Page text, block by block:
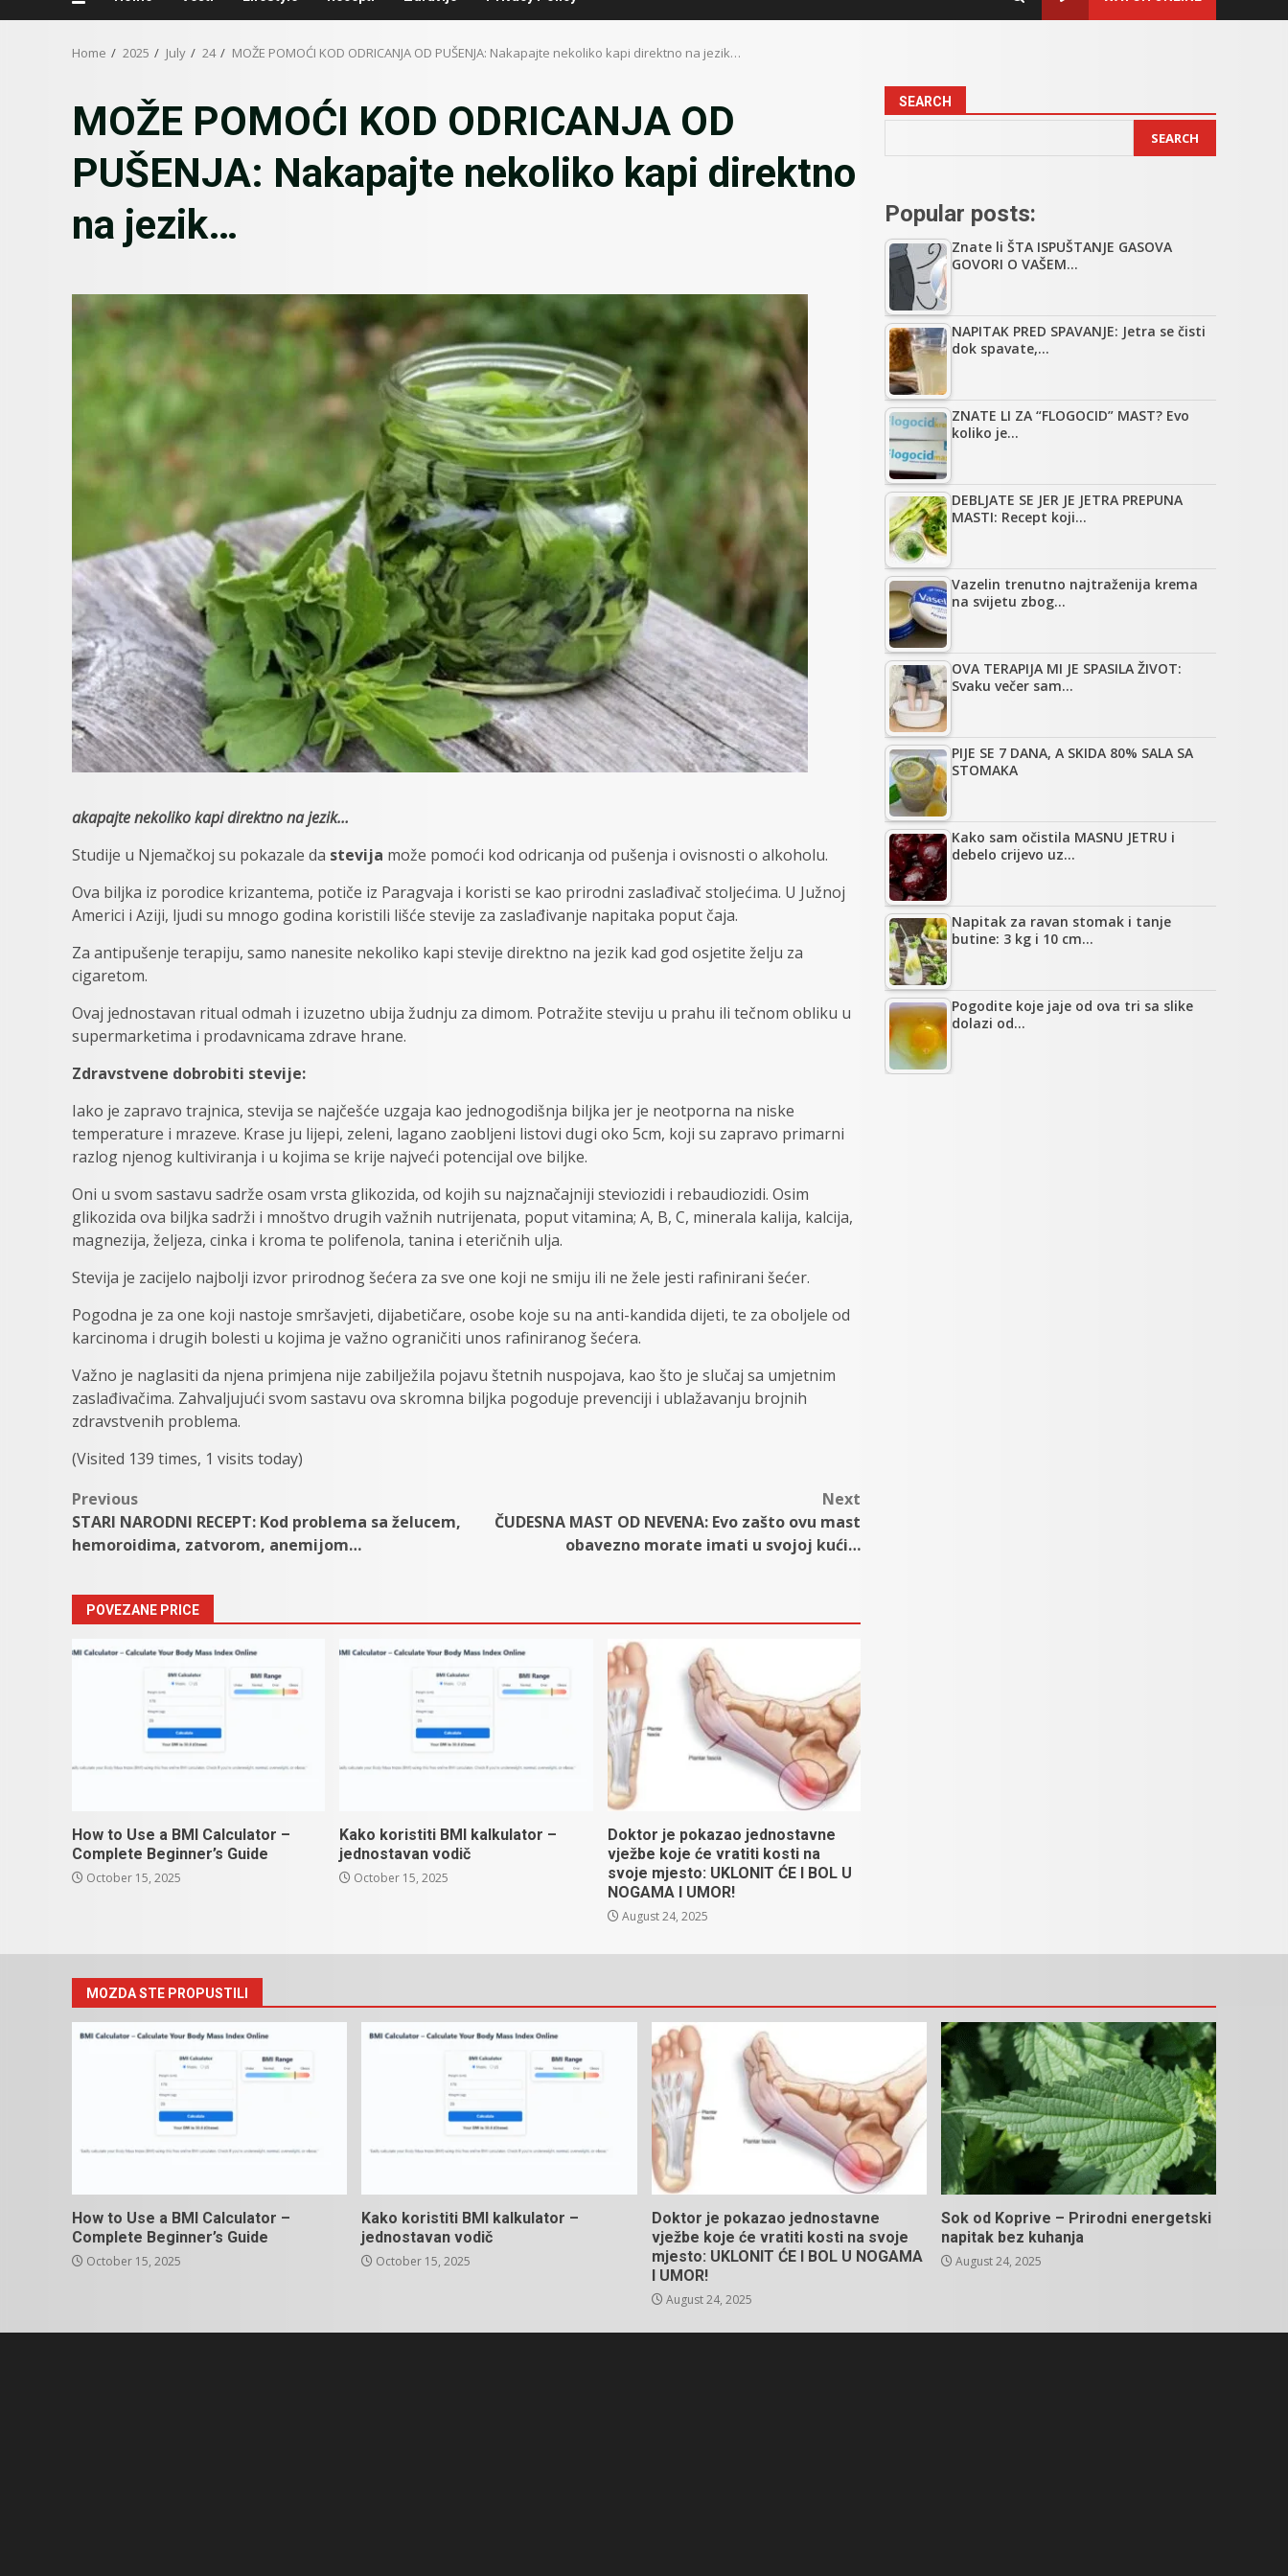
Home 2025 July 24 MOŽE POMOĆI KOD ODRICANJA OD PUŠENJA: Nakapajte nekoliko kapi direktno na jezik…
MOŽE POMOĆI KOD ODRICANJA OD
PUŠENJA: Nakapajte nekoliko kapi direktno
na jezik…
akapajte nekoliko kapi direktno na jezik…
Studije u Njemačkoj su pokazale da stevija može pomoći kod odricanja od pušenja i ovisnosti o alkoholu.
Ova biljka iz porodice krizantema, potiče iz Paragvaja i koristi se kao prirodni zaslađivač stoljećima. U Južnoj
Americi i Aziji, ljudi su mnogo godina koristili lišće stevije za zaslađivanje napitaka poput čaja.
Za antipušenje terapiju, samo nanesite nekoliko kapi stevije direktno na jezik kad god osjetite želju za
cigaretom.
Ovaj jednostavan ritual odmah i izuzetno ubija žudnju za dimom. Potražite steviju u prahu ili tečnom obliku u
supermarketima i prodavnicama zdrave hrane.
Zdravstvene dobrobiti stevije:
Iako je zapravo trajnica, stevija se najčešće uzgaja kao jednogodišnja biljka jer je neotporna na niske
temperature i mrazeve. Krase ju lijepi, zeleni, lagano zaobljeni listovi dugi oko 5cm, koji su zapravo primarni
razlog njenog kultiviranja i u kojima se krije najveći potencijal ove biljke.
Oni u svom sastavu sadrže osam vrsta glikozida, od kojih su najznačajniji steviozidi i rebaudiozidi. Osim
glikozida ova biljka sadrži i mnoštvo drugih važnih nutrijenata, poput vitamina; A, B, C, minerala kalija, kalcija,
magnezija, željeza, cinka i kroma te polifenola, tanina i eteričnih ulja.
Stevija je zacijelo najbolji izvor prirodnog šećera za sve one koji ne smiju ili ne žele jesti rafinirani šećer.
Pogodna je za one koji nastoje smršavjeti, dijabetičare, osobe koje su na anti-kandida dijeti, te za oboljele od
karcinoma i drugih bolesti u kojima je važno ograničiti unos rafiniranog šećera.
Važno je naglasiti da njena primjena nije zabilježila pojavu štetnih nuspojava, kao što je slučaj sa umjetnim
zaslađivačima. Zahvaljujući svom sastavu ova skromna biljka pogoduje prevenciji i ublažavanju brojnih
zdravstvenih problema.
(Visited 139 times, 1 visits today)
Post
navigation
Previous
STARI NARODNI RECEPT: Kod problema sa želucem,
hemoroidima, zatvorom, anemijom…
Next
ČUDESNA MAST OD NEVENA: Evo zašto ovu mast
obavezno morate imati u svojoj kući…
POVEZANE PRICE
How to Use a BMI Calculator –
Complete Beginner’s Guide
October 15, 2025
Kako koristiti BMI kalkulator –
jednostavan vodič
October 15, 2025
Doktor je pokazao jednostavne
vježbe koje će vratiti kosti na
svoje mjesto: UKLONIT ĆE I BOL U
NOGAMA I UMOR!
August 24, 2025
SEARCH
SEARCH
Popular posts:
Znate li ŠTA ISPUŠTANJE GASOVA
GOVORI O VAŠEM…
NAPITAK PRED SPAVANJE: Jetra se čisti
dok spavate,…
ZNATE LI ZA “FLOGOCID” MAST? Evo
koliko je…
DEBLJATE SE JER JE JETRA PREPUNA
MASTI: Recept koji…
Vazelin trenutno najtraženija krema
na svijetu zbog…
OVA TERAPIJA MI JE SPASILA ŽIVOT:
Svaku večer sam…
PIJE SE 7 DANA, A SKIDA 80% SALA SA
STOMAKA
Kako sam očistila MASNU JETRU i
debelo crijevo uz…
Napitak za ravan stomak i tanje
butine: 3 kg i 10 cm…
Pogodite koje jaje od ova tri sa slike
dolazi od…
MOZDA STE PROPUSTILI
How to Use a BMI Calculator –
Complete Beginner’s Guide
October 15, 2025
Kako koristiti BMI kalkulator –
jednostavan vodič
October 15, 2025
Doktor je pokazao jednostavne
vježbe koje će vratiti kosti na svoje
mjesto: UKLONIT ĆE I BOL U NOGAMA
I UMOR!
August 24, 2025
Sok od Koprive – Prirodni energetski
napitak bez kuhanja
August 24, 2025